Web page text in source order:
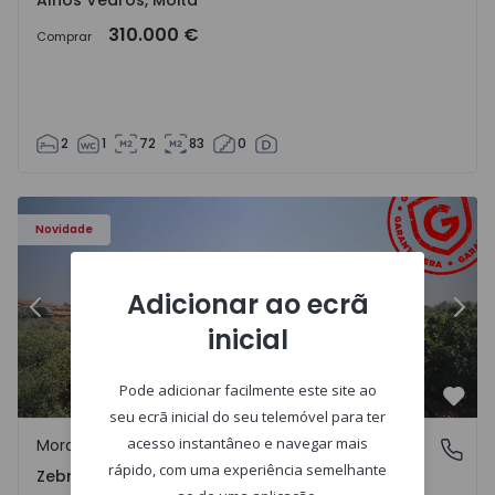
Comprar 310.000 €
2 1 72 83 0
Novidade
- 1566201 - 43
Moradia em Banda T4 Idanha-a-Nova, Zebreira e Segura
Anterior
Zebreira e Segura, Castelo Branco
Moradia em Banda
Zebreira e Segura, Castelo Branco
Adicionar ao ecrã
inicial
Pode adicionar facilmente este site ao
seu ecrã inicial do seu telemóvel para ter
acesso instantâneo e navegar mais
rápido, com uma experiência semelhante